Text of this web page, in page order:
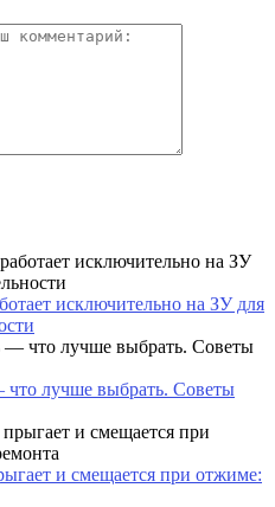
исключительно на ЗУ для
что лучше выбрать. Советы
и смещается при отжиме: